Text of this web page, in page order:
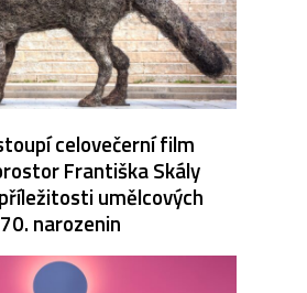
celovečerní film
Františka Skály
umělcových
70. narozenin